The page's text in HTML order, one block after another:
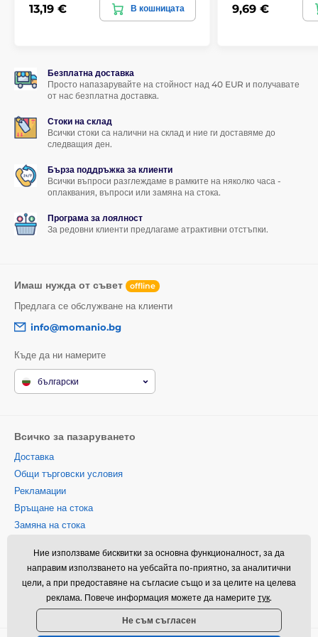
13,19 € В кошницата 9,69 €
Безплатна доставка
Просто напазарувайте на стойност над 40 EUR и получавате
от нас безплатна доставка.
Стоки на склад
Всички стоки са налични на склад и ние ги доставяме до
следващия ден.
Бърза поддръжка за клиенти
Всички въпроси разглеждаме в рамките на няколко часа -
оплаквания, въпроси или замяна на стока.
Програма за лоялност
За редовни клиенти предлагаме атрактивни отстъпки.
Имаш нужда от съвет offline
Предлага се обслужване на клиенти
info@momanio.bg
Къде да ни намерите
български
Всичко за пазаруването
Доставка
Общи търговски условия
Рекламации
Връщане на стока
Замяна на стока
бисквитки
Информация за контакт
Информация за обработването
на лични данни
Ние използваме бисквитки за основна функционалност, за да
направим използването на уебсайта по-приятно, за аналитични
цели, а при предоставяне на съгласие също и за целите на целева
реклама. Повече информация можете да намерите тук.
Не съм съгласен